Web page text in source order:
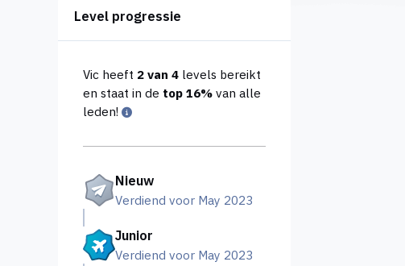
Level progressie
Vic heeft 2 van 4levels bereikt
en staat in de top 16%van alle
leden!
Nieuw
Verdiend voor May 2023
Junior
Verdiend voor May 2023